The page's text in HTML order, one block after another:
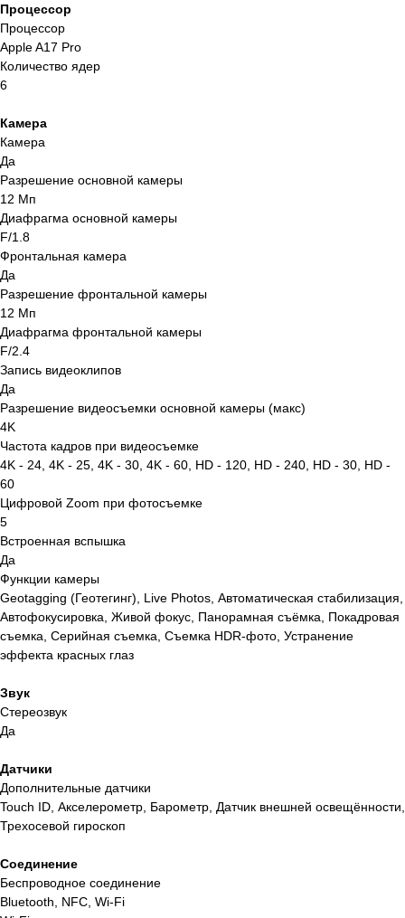
Процессор
Процессор
Apple A17 Pro
Количество ядер
6
Камера
Камера
Да
Разрешение основной камеры
12 Мп
Диафрагма основной камеры
F/1.8
Фронтальная камера
Да
Разрешение фронтальной камеры
12 Мп
Диафрагма фронтальной камеры
F/2.4
Запись видеоклипов
Да
Разрешение видеосъемки основной камеры (макс)
4K
Частота кадров при видеосъемке
4K - 24, 4K - 25, 4K - 30, 4K - 60, HD - 120, HD - 240, HD - 30, HD -
60
Цифровой Zoom при фотосъемке
5
Встроенная вспышка
Да
Функции камеры
Geotagging (Геотегинг), Live Photos, Автоматическая стабилизация,
Автофокусировка, Живой фокус, Панорамная съёмка, Покадровая
съемка, Серийная съемка, Съемка HDR-фото, Устранение
эффекта красных глаз
Звук
Стереозвук
Да
Датчики
Дополнительные датчики
Touch ID, Акселерометр, Барометр, Датчик внешней освещённости,
Трехосевой гироскоп
Соединение
Беспроводное соединение
Bluetooth, NFC, Wi-Fi